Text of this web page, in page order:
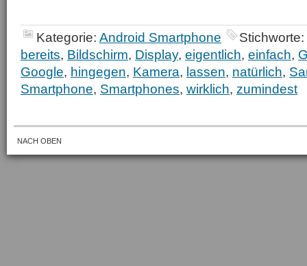
Kategorie: Android Smartphone
Stichworte:
bereits, Bildschirm, Display, eigentlich, einfach,
Google, hingegen, Kamera, lassen, natürlich,
Smartphone, Smartphones, wirklich, zumindest
NACH OBEN